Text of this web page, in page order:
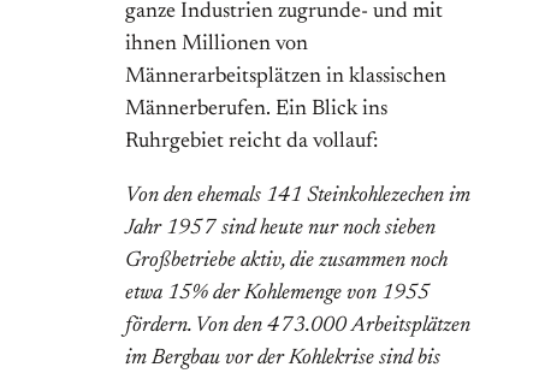
ganze Industrien zugrunde- und mit
ihnen Millionen von
Männerarbeitsplätzen in klassischen
Männerberufen. Ein Blick ins
Ruhrgebiet reicht da vollauf:
Von den ehemals 141 Steinkohlezechen im
Jahr 1957 sind heute nur noch sieben
Großbetriebe aktiv, die zusammen noch
etwa 15% der Kohlemenge von 1955
fördern. Von den 473.000 Arbeitsplätzen
im Bergbau vor der Kohlekrise sind bis